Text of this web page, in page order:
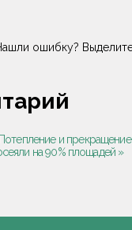
ошибку?
и
на 90% площадей »